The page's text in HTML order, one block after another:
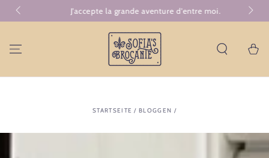
ZUM INHALT
SPRINGEN
J'accepte la grande aventure d'entre moi.
STARTSEITE / BLOGGEN /